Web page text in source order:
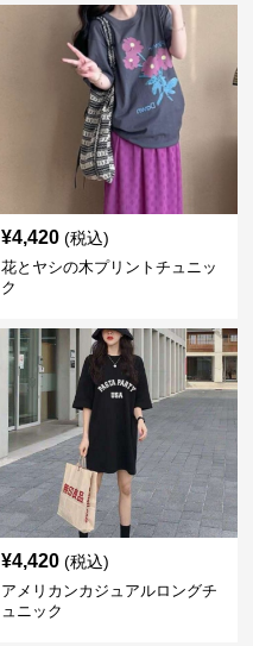
¥4,420 (税込)
花とヤシの木プリントチュニッ
ク
¥4,420 (税込)
アメリカンカジュアルロングチ
ュニック